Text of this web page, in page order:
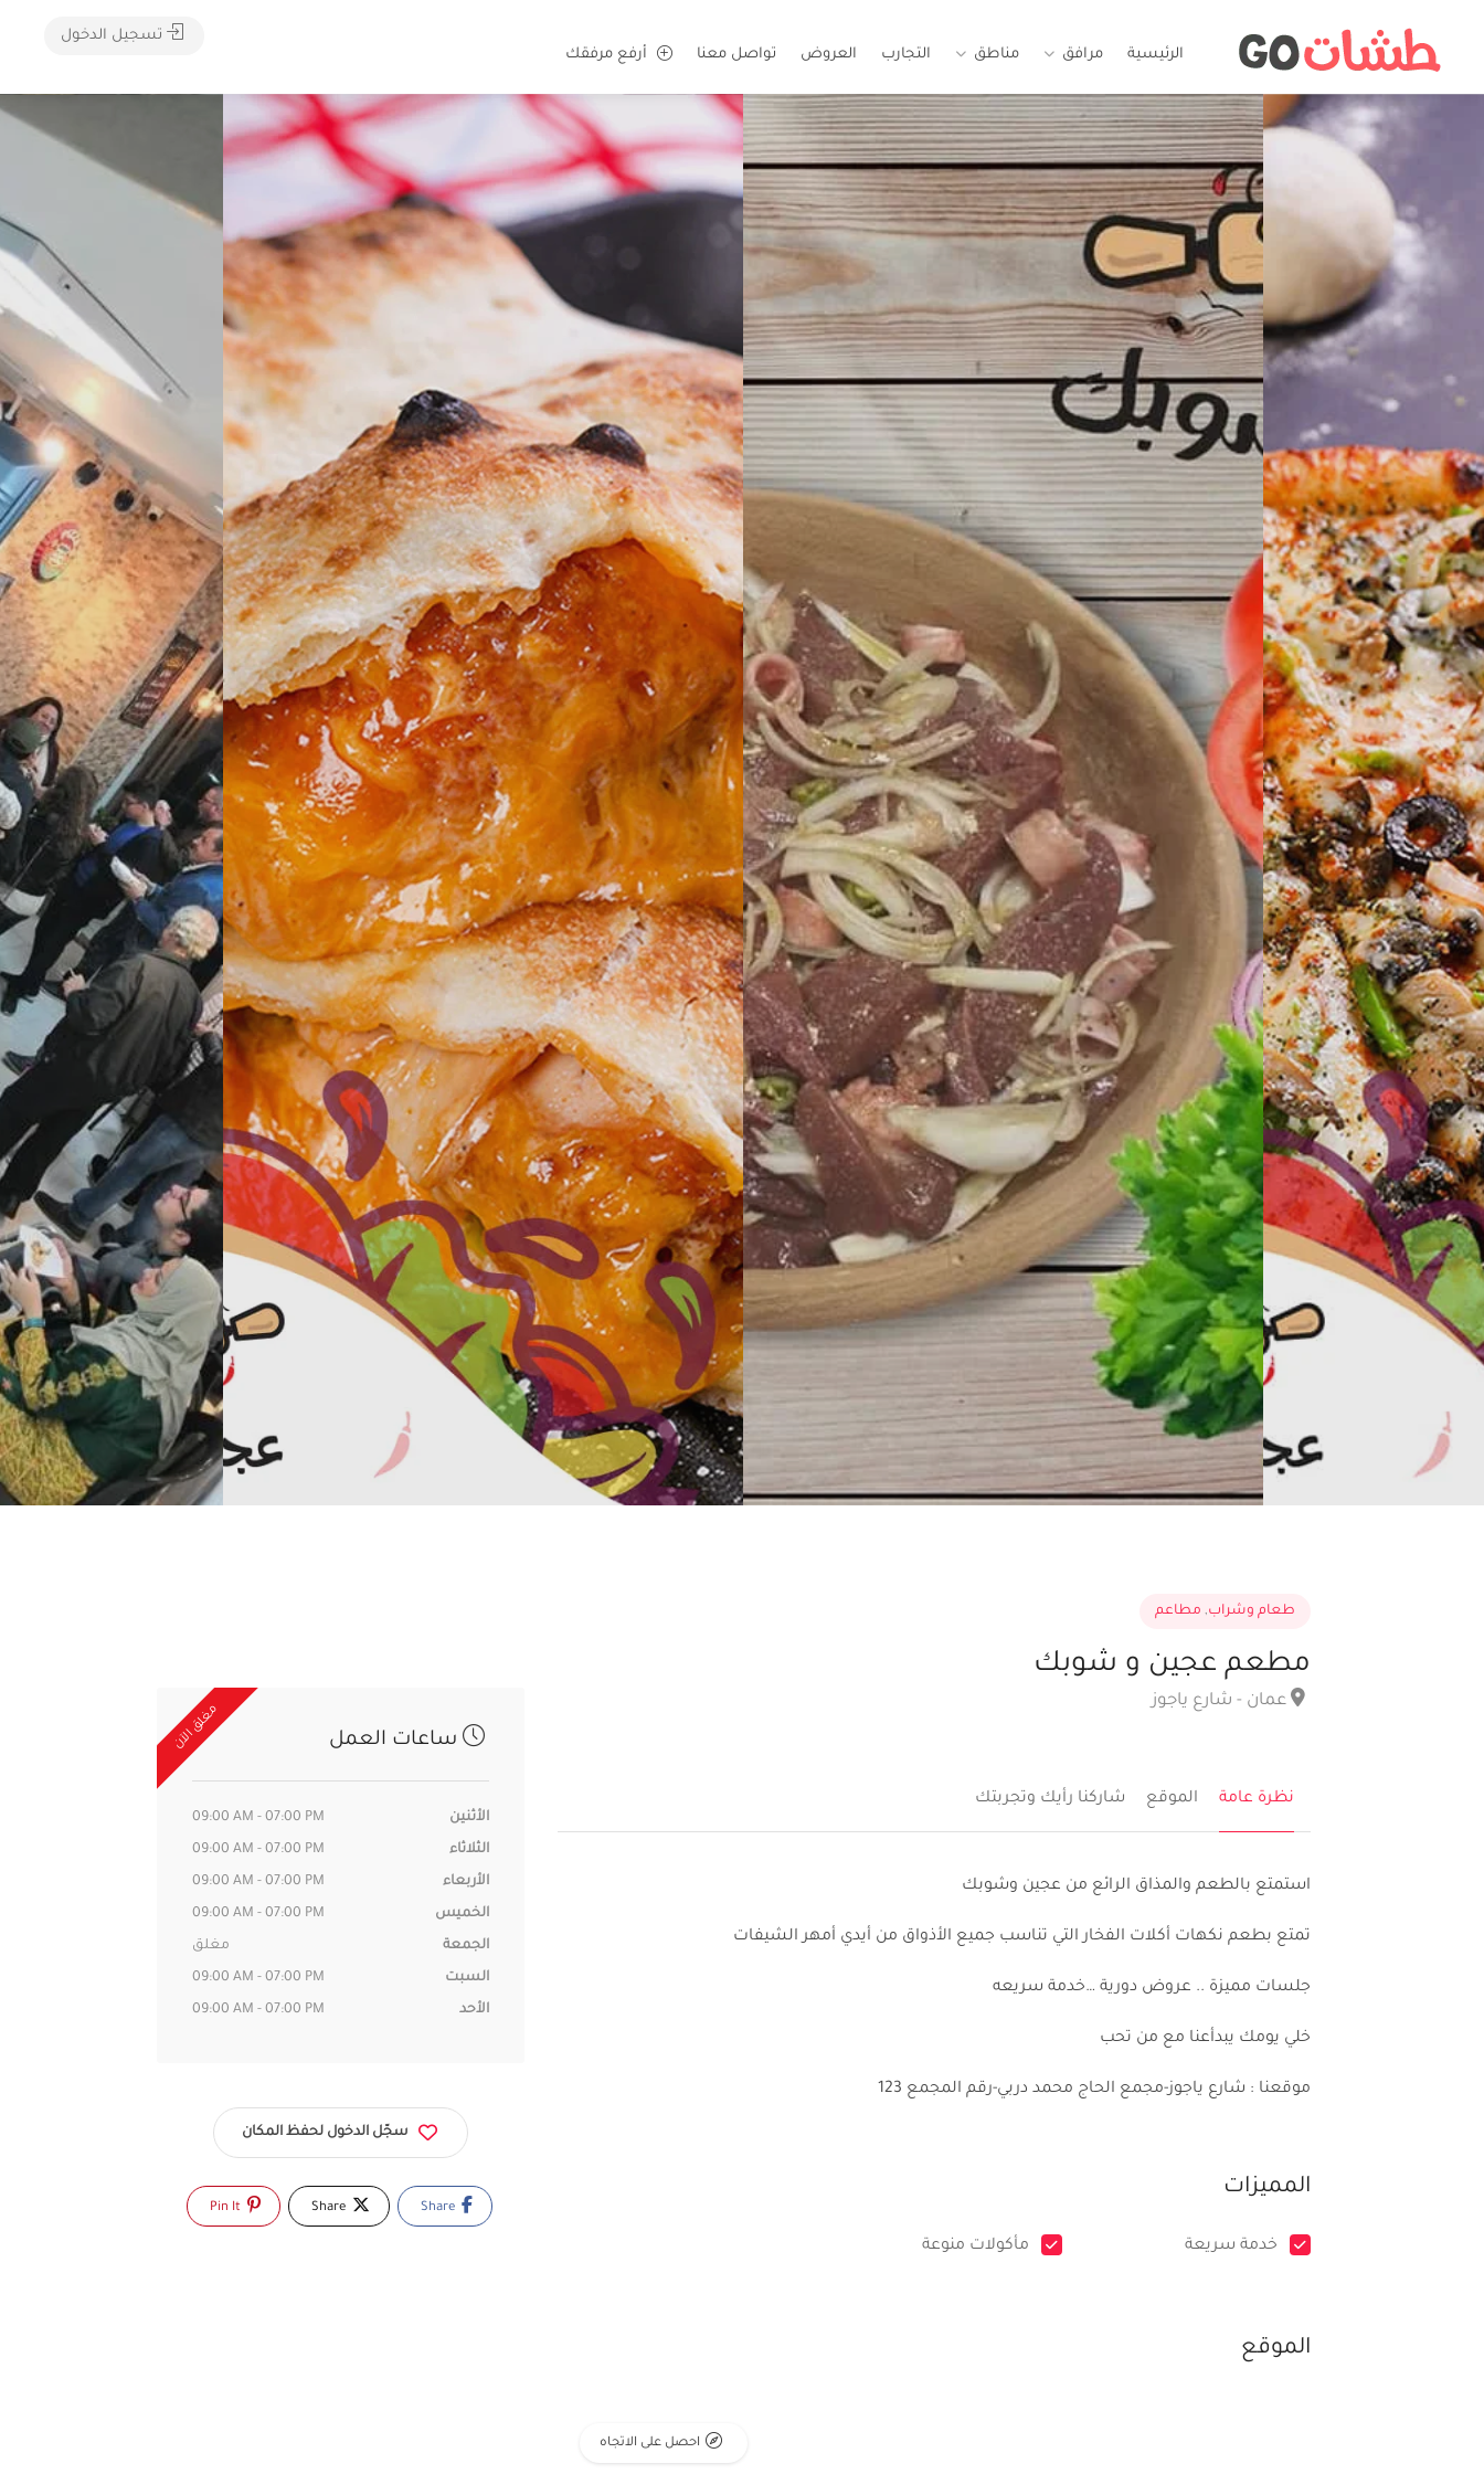
الرئيسية مرافق مناطق التجارب العروض تواصل معنا أرفع مرفقك
تسجيل الدخول
طعام وشراب, مطاعم
مطعم عجين و شوبك
عمان - شارع ياجوز
نظرة عامة الموقع شاركنا رأيك وتجربتك
استمتع بالطعم والمذاق الرائع من عجين وشوبك
تمتع بطعم نكهات أكلات الفخار التي تناسب جميع الأذواق من أيدي أمهر الشيفات
جلسات مميزة .. عروض دورية …خدمة سريعه
خلي يومك يبدأعنا مع من تحب
موقعنا : شارع ياجوز-مجمع الحاج محمد دربي-رقم المجمع 123
المميزات
خدمة سريعة مأكولات منوعة
الموقع
احصل على الاتجاه
مغلق الآن ساعات العمل
الأثنين 09:00 AM - 07:00 PM
الثلاثاء 09:00 AM - 07:00 PM
الأربعاء 09:00 AM - 07:00 PM
الخميس 09:00 AM - 07:00 PM
الجمعة مغلق
السبت 09:00 AM - 07:00 PM
الأحد 09:00 AM - 07:00 PM
سجّل الدخول لحفظ المكان
Share
Share